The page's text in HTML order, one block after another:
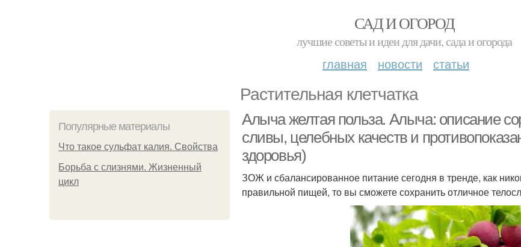
САД И ОГОРОД
лучшие советы и идеи для дачи, сада и огорода
главная новости статьи
Растительная клетчатка
Популярные материалы
Что такое сульфат калия. Свойства
Борьба с слизнями. Жизненный
цикл
Алыча желтая польза. Алыча: описание
сливы, целебных качеств и
здоровья)
ЗОЖ и сбалансированное питание сегодня в тренде, как
правильной пищей, то вы сможете сохранить отличное